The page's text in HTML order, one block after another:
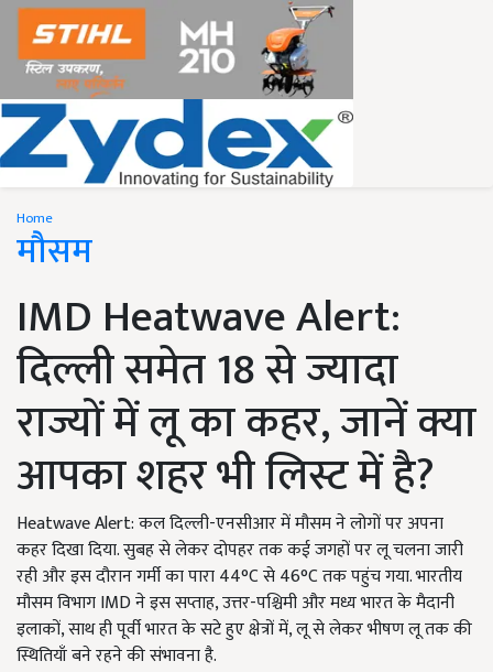
Home
मौसम
IMD Heatwave Alert:
दिल्ली समेत 18 से ज्यादा
राज्यों में लू का कहर, जानें क्या
आपका शहर भी लिस्ट में है?
Heatwave Alert: कल दिल्ली-एनसीआर में मौसम ने लोगों पर अपना
कहर दिखा दिया. सुबह से लेकर दोपहर तक कई जगहों पर लू चलना जारी
रही और इस दौरान गर्मी का पारा 44°C से 46°C तक पहुंच गया. भारतीय
मौसम विभाग IMD ने इस सप्ताह, उत्तर-पश्चिमी और मध्य भारत के मैदानी
इलाकों, साथ ही पूर्वी भारत के सटे हुए क्षेत्रों में, लू से लेकर भीषण लू तक की
स्थितियाँ बने रहने की संभावना है.